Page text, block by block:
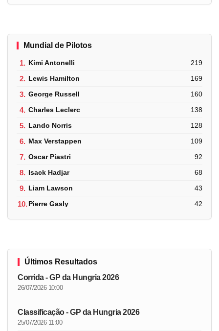
Mundial de Pilotos
1. Kimi Antonelli 219
2. Lewis Hamilton 169
3. George Russell 160
4. Charles Leclerc 138
5. Lando Norris 128
6. Max Verstappen 109
7. Oscar Piastri 92
8. Isack Hadjar 68
9. Liam Lawson 43
10.Pierre Gasly 42
Últimos Resultados
Corrida - GP da Hungria 2026
26/07/2026 10:00
Classificação - GP da Hungria 2026
25/07/2026 11:00